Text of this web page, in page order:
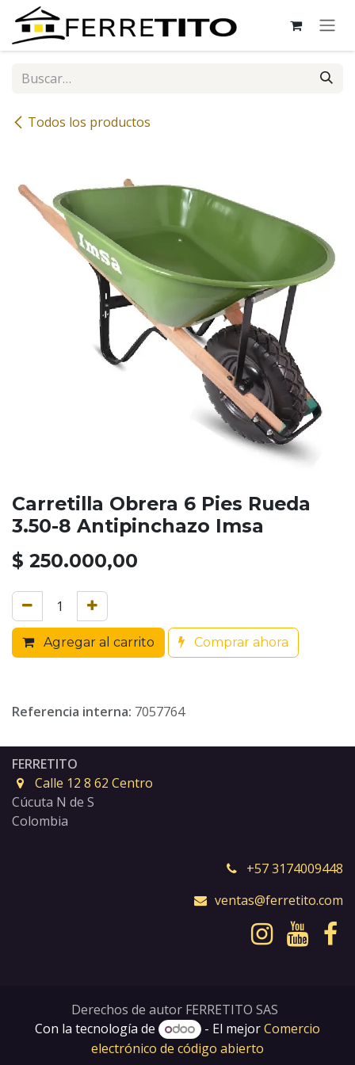
Ir al contenido
Todos los productos
Carretilla Obrera 6 Pies Rueda
3.50-8 Antipinchazo Imsa
$ 250.000,00
Agregar al carrito Comprar ahora
Referencia interna: 7057764
FERRETITO
Calle 12 8 62 Centro
Cúcuta N de S
Colombia
+57 3174009448
ventas@ferretito.com
Derechos de autor FERRETITO SAS
Con la tecnología de
- El mejorComercio
electrónico de código abierto